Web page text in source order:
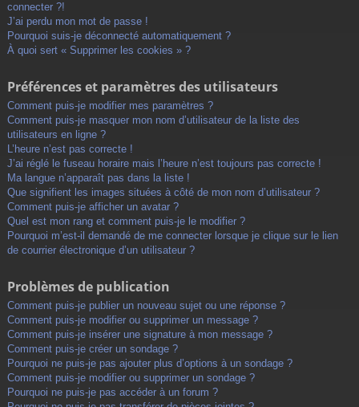
connecter ?!
J’ai perdu mon mot de passe !
Pourquoi suis-je déconnecté automatiquement ?
À quoi sert « Supprimer les cookies » ?
Préférences et paramètres des utilisateurs
Comment puis-je modifier mes paramètres ?
Comment puis-je masquer mon nom d’utilisateur de la liste des
utilisateurs en ligne ?
L’heure n’est pas correcte !
J’ai réglé le fuseau horaire mais l’heure n’est toujours pas correcte !
Ma langue n’apparaît pas dans la liste !
Que signifient les images situées à côté de mon nom d’utilisateur ?
Comment puis-je afficher un avatar ?
Quel est mon rang et comment puis-je le modifier ?
Pourquoi m’est-il demandé de me connecter lorsque je clique sur le lien
de courrier électronique d’un utilisateur ?
Problèmes de publication
Comment puis-je publier un nouveau sujet ou une réponse ?
Comment puis-je modifier ou supprimer un message ?
Comment puis-je insérer une signature à mon message ?
Comment puis-je créer un sondage ?
Pourquoi ne puis-je pas ajouter plus d’options à un sondage ?
Comment puis-je modifier ou supprimer un sondage ?
Pourquoi ne puis-je pas accéder à un forum ?